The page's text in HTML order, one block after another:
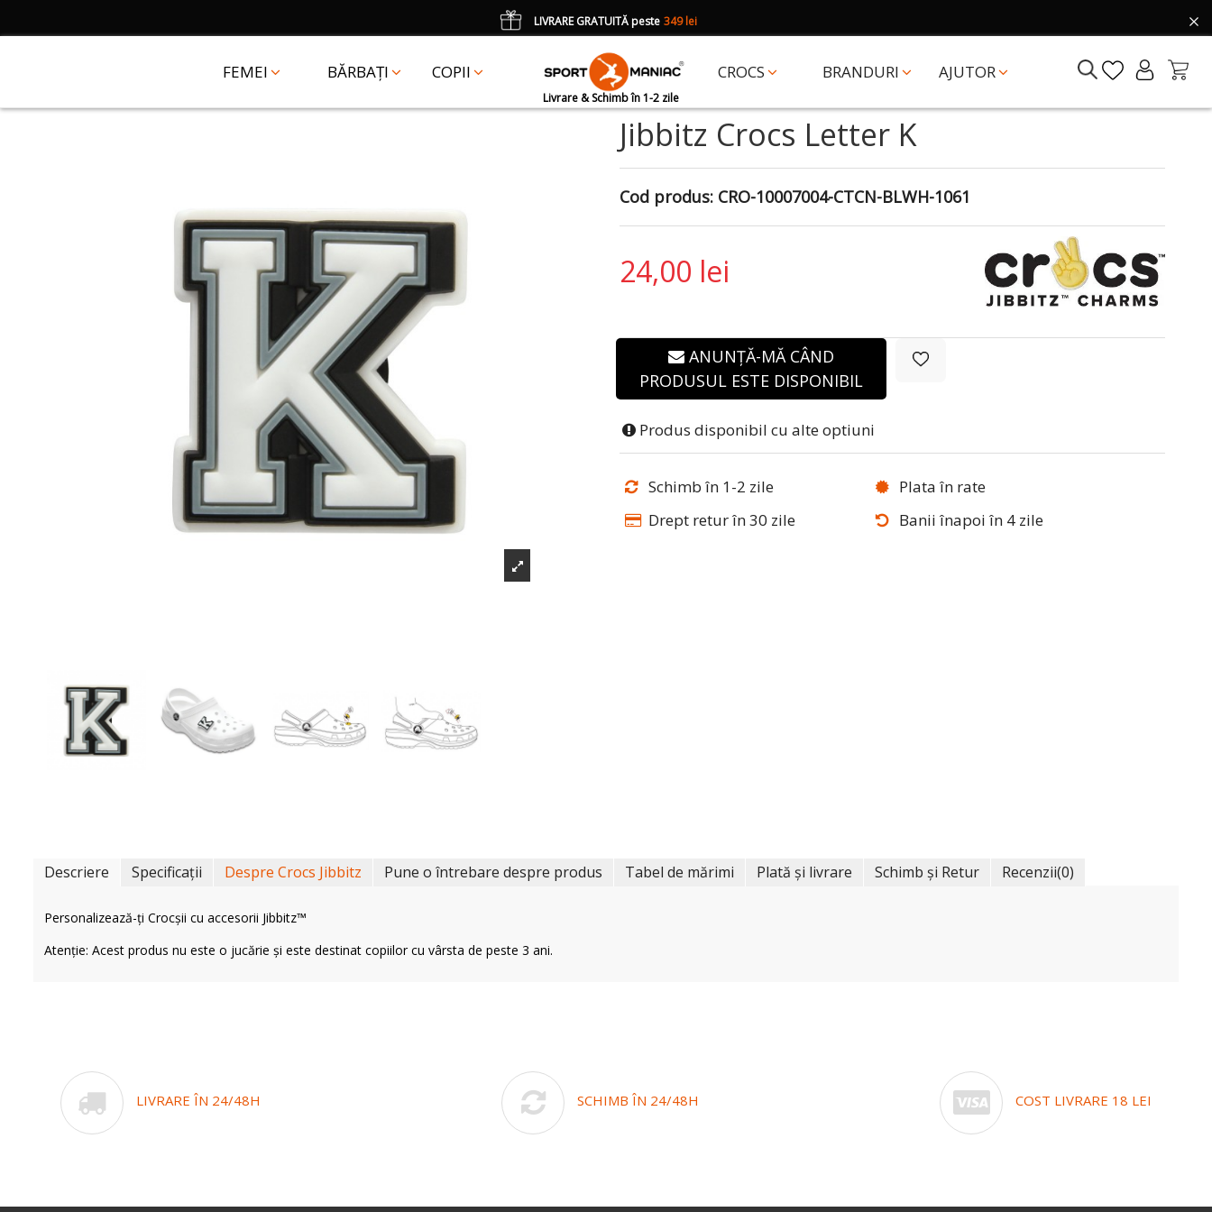
FEMEI BĂRBAȚI COPII CROCS BRANDURI AJUTOR
Livrare & Schimb în 1-2 zile
LIVRARE GRATUITĂ peste 349 lei
CADOUun accesoriu Crocs Jibbitz în val. de 25 lei cu codul: JIBBITZ
Jibbitz Crocs Letter K
Cod produs: CRO-10007004-CTCN-BLWH-1061
24,00 lei
ANUNȚĂ-MĂ CÂND
PRODUSUL ESTE DISPONIBIL
Produs disponibil cu alte optiuni
Schimb în 1-2 zile
Plata în rate
Drept retur în 30 zile
Banii înapoi în 4 zile
Descriere Specificații Despre Crocs Jibbitz Pune o întrebare despre produs Tabel de mărimi Plată și livrare Schimb și Retur Recenzii(0)
Personalizează-ți Crocșii cu accesorii Jibbitz™
Atenție: Acest produs nu este o jucărie și este destinat copiilor cu vârsta de peste 3 ani.
LIVRARE ÎN 24/48H SCHIMB ÎN 24/48H COST LIVRARE 18 LEI